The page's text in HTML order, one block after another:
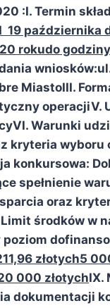
:I. Termin
19 października
rokudo
wniosków:
MiastoIII.
operacjiV.
VI. Warunki
kryteria wyboru
konkursowa:
spełnienie
oraz
środków w
złotych5
000 złotychIX.
dokumentacji